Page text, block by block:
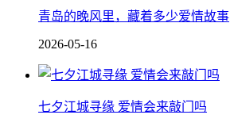
青岛的晚风里，藏着多少爱情故事
2026-05-16
七夕江城寻缘 爱情会来敲门吗